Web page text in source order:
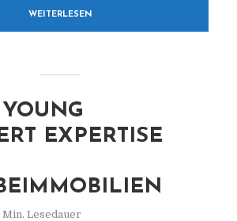
WEITERLESEN
EXPERTISE
Min. Lesedauer